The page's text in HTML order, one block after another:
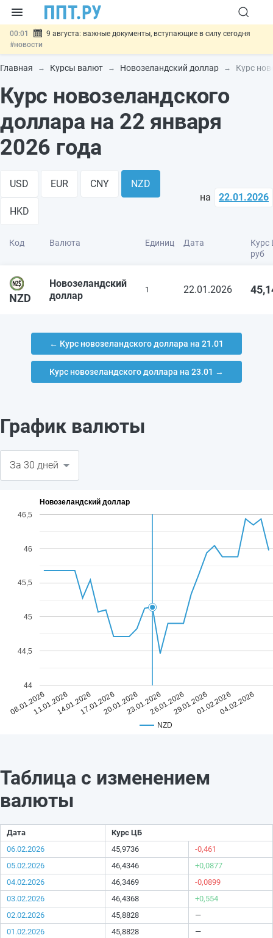
00:01
9 августа: важные документы, вступающие в силу сегодня
#новости
07.08 Подписан закон о блокировке продажи опасных товаров через
«Честный знак»#новости
07.08
Госпошлину за устранение ошибок в документах предлагают
07.08
Важно
Разработают единые критерии трудовых и ГПХ-
отношений
#новости
Главная Курсы валют Новозеландский доллар Курс
Курс новозеландского
доллара на 22 января
2026 года
USD EUR CNY NZD
HKD
на 22.01.2026
Код Валюта Единиц Дата
Курс
руб
NZD
Новозеландский
доллар
1 22.01.2026
← Курс новозеландского доллара на 21.01
Курс новозеландского доллара на 23.01 →
График валюты
Новозеландский доллар
NZD
08.01.202611.01.202614.01.202617.01.202620.01.202623.01.202626.01.202629.01.202601.02.202604.02.2026
44
44,5
45
45,5
46
46,5
Таблица с изменением
валюты
Дата
Курс ЦБ
06.02.2026
45,9736
-0,461
05.02.2026
46,4346
+0,0877
04.02.2026
46,3469
-0,0899
03.02.2026
46,4368
+0,554
02.02.2026
45,8828
—
01.02.2026
45,8828
—